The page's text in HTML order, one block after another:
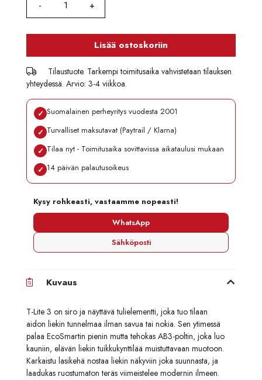
Lisää ostoskoriin
Tilaustuote. Tarkempi toimitusaika vahvistetaan tilauksen
yhteydessä. Arvio: 3-4 viikkoa.
✓ Suomalainen perheyritys vuodesta 2001
✓ Turvalliset maksutavat (Paytrail / Klarna)
✓ Tilaa nyt - Toimitusaika sovittavissa aikataulusi mukaan
✓ 14 päivän palautusoikeus
Kysy rohkeasti, vastaamme nopeasti!
WhatsApp
Sähköposti
Kuvaus
T-Lite 3 on siro ja näyttävä tulielementti, joka tuo tilaan
aidon liekin tunnelmaa ilman savua tai nokia. Sen ytimessä
palaa EcoSmartin pienin mutta tehokas AB3-poltin, joka luo
kauniin, elävän liekin tuikkukynttilää muistuttavaan muotoon.
Karkaistu lasikehä nostaa liekin näkyviin joka suunnasta, ja
laadukas ruostumaton teräs viimeistelee modernin ilmeen.